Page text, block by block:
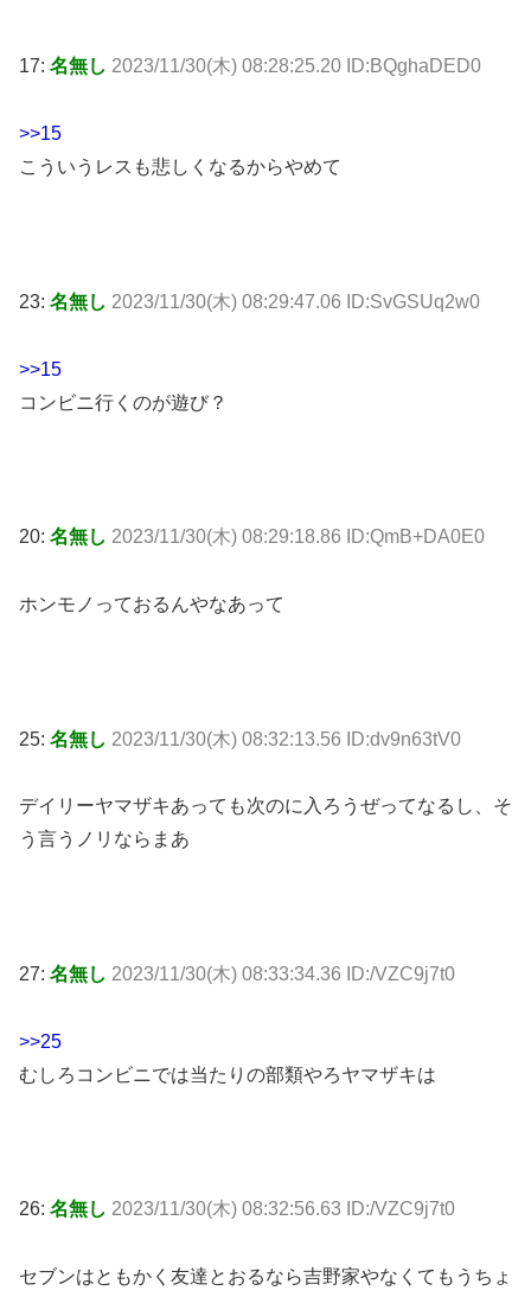
17: 名無し 2023/11/30(木) 08:28:25.20 ID:BQghaDED0
>>15
こういうレスも悲しくなるからやめて
23: 名無し 2023/11/30(木) 08:29:47.06 ID:SvGSUq2w0
>>15
コンビニ行くのが遊び？
20: 名無し 2023/11/30(木) 08:29:18.86 ID:QmB+DA0E0
ホンモノっておるんやなあって
25: 名無し 2023/11/30(木) 08:32:13.56 ID:dv9n63tV0
デイリーヤマザキあっても次のに入ろうぜってなるし、そ
う言うノリならまあ
27: 名無し 2023/11/30(木) 08:33:34.36 ID:/VZC9j7t0
>>25
むしろコンビニでは当たりの部類やろヤマザキは
26: 名無し 2023/11/30(木) 08:32:56.63 ID:/VZC9j7t0
セブンはともかく友達とおるなら吉野家やなくてもうちょ